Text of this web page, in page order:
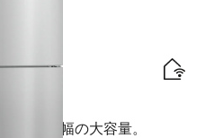
75 cm 幅の大容量。